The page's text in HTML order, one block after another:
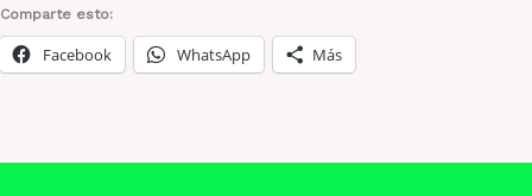
100
Ml
Original
Comparte esto:
Facebook WhatsApp Más